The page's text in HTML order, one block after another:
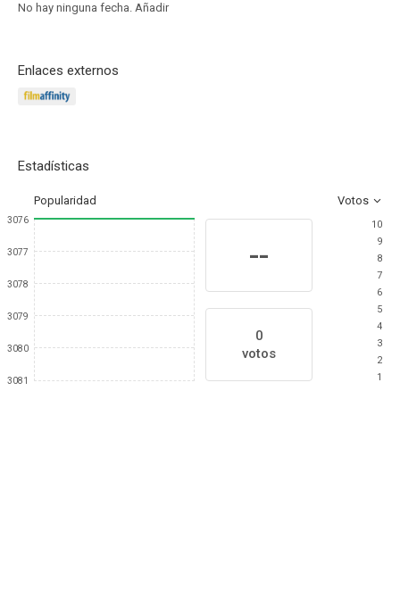
No hay ninguna fecha. Añadir
Enlaces externos
Estadísticas
Popularidad Votos
3076
3077
3078
3079
3080
3081
--
0
votos
10
9
8
7
6
5
4
3
2
1